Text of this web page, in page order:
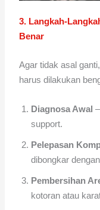
3. Langkah-
Benar
Agar tidak asal
harus dilakukan
Diagnosa Awal
support.
Pelepasan
dibongkar
Pembersihan
kotoran atau